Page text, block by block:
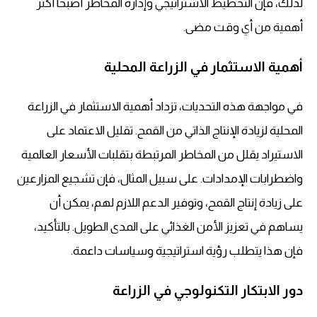
لذلك، فإن التخطيط الاستراتيجي وإدارة المخاطر أصبحا أكثر
أهمية من أي وقت مضى.
أهمية الاستثمار في الزراعة المحلية
في مواجهة هذه التحديات، تزداد أهمية الاستثمار في الزراعة
المحليةلزيادة الإنتاج الذاتي من القمح. تقليل الاعتماد على
الاستيراد يقلل من المخاطر المرتبطة بتقلبات الأسعار العالمية
واضطرابات الإمدادات. على سبيل المثال، فإن تشجيع المزارعين
على زيادة إنتاج القمح، وتوفير الدعم اللازم لهم، يمكن أن
يساهم في تعزيز الأمن الغذائي على المدى الطويل. بالتأكيد،
فإن هذا يتطلب رؤية استراتيجية وسياسات داعمة.
دور الابتكار التكنولوجي في الزراعة